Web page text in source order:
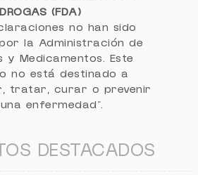
DROGAS (FDA)
no han sido
la Administración de
y Medicamentos. Este
no está destinado a
tratar, curar o prevenir
enfermedad".
DESTACADOS